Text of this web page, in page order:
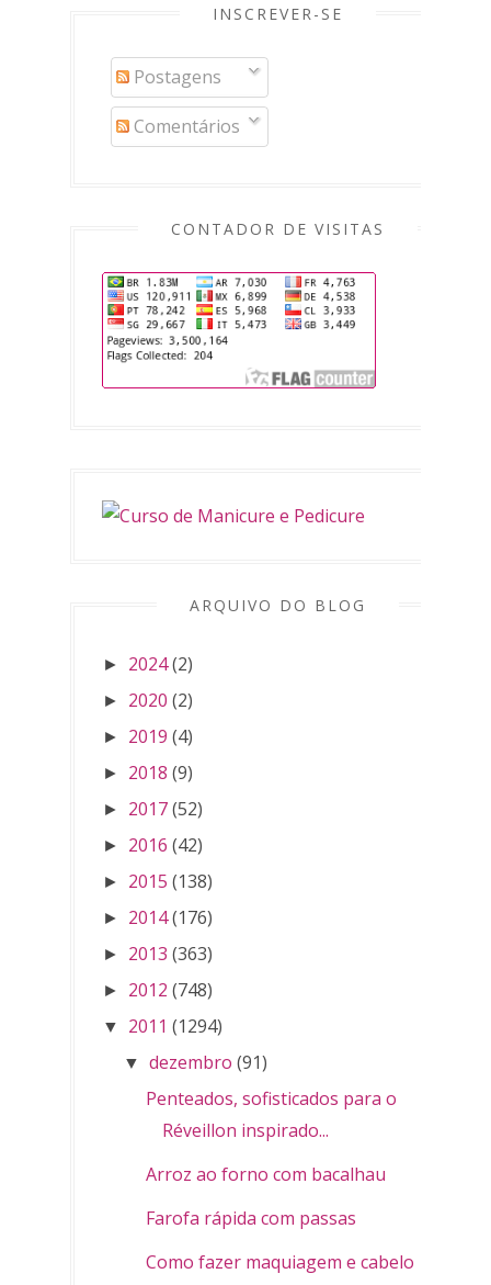
INSCREVER-SE
Postagens
Comentários
CONTADOR DE VISITAS
ARQUIVO DO BLOG
► 2024(2)
► 2020 (2)
► 2019 (4)
► 2018 (9)
► 2017(52)
► 2016 (42)
► 2015 (138)
► 2014(176)
► 2013 (363)
► 2012 (748)
▼ 2011 (1294)
▼ dezembro (91)
Penteados, sofisticados para o
Réveillon inspirado...
Arroz ao forno com bacalhau
Farofa rápida com passas
Como fazer maquiagem e cabelo